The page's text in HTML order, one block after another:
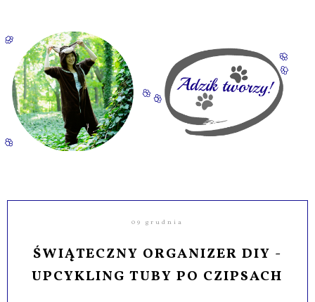
09 grudnia
ŚWIĄTECZNY ORGANIZER DIY -
UPCYKLING TUBY PO CZIPSACH